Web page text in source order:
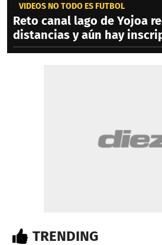
VIDEOS NO TODO ES FÚTBOL
Reto canal lago de Yojoa
distancias y aún hay
TRENDING